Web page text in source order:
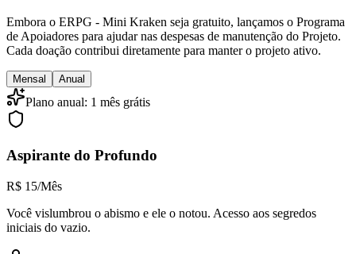
Embora o ERPG - Mini Kraken seja gratuito, lançamos o Programa
de Apoiadores para ajudar nas despesas de manutenção do Projeto.
Cada doação contribui diretamente para manter o projeto ativo.
Mensal Anual
Plano anual: 1 mês grátis
Aspirante do Profundo
R$ 15/Mês
Você vislumbrou o abismo e ele o notou. Acesso aos segredos
iniciais do vazio.